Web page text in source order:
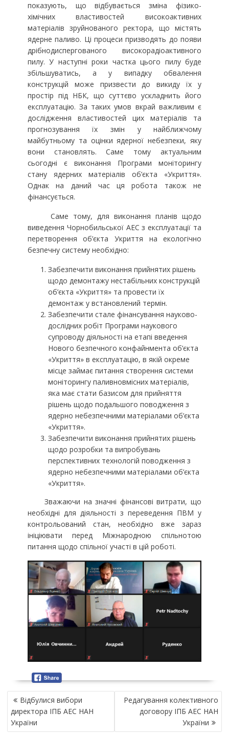
показують, що відбувається зміна фізико-
хімічних властивостей високоактивних
матеріалів зруйнованого ректора, що містять
ядерне паливо. Ці процеси призводять до появи
дрібнодиспергованого високорадіоактивного
пилу. У наступні роки частка цього пилу буде
збільшуватись, а у випадку обвалення
конструкцій може призвести до викиду їх у
простір під НБК, що суттєво ускладнить його
експлуатацію. За таких умов вкрай важливим є
дослідження властивостей цих матеріалів та
прогнозування їх змін у найближчому
майбутньому та оцінки ядерної небезпеки, яку
вони становлять. Саме тому актуальним
сьогодні є виконання Програми моніторингу
стану ядерних матеріалів об’єкта «Укриття».
Однак на даний час ця робота також не
фінансується.
Саме тому, для виконання планів щодо
виведення Чорнобильської АЕС з експлуатації та
перетворення об’єкта Укриття на екологічно
безпечну систему необхідно:
Забезпечити виконання прийнятих рішень
щодо демонтажу нестабільних конструкцій
об’єкта «Укриття» та провести їх
демонтаж у встановлений термін.
Забезпечити стале фінансування науково-
дослідних робіт Програми наукового
супроводу діяльності на етапі введення
Нового безпечного конфайнмента об’єкта
«Укриття» в експлуатацію, в якій окреме
місце займає питання створення системи
моніторингу паливновмісних матеріалів,
яка має стати базисом для прийняття
рішень щодо подальшого поводження з
ядерно небезпечними матеріалами об’єкта
«Укриття».
Забезпечити виконання прийнятих рішень
щодо розробки та випробувань
перспективних технологій поводження з
ядерно небезпечними матеріалами об’єкта
«Укриття».
Зважаючи на значні фінансові витрати, що
необхідні для діяльності з переведення ПВМ у
контрольований стан, необхідно вже зараз
ініціювати перед Міжнародною спільнотою
питання щодо спільної участі в цій роботі.
Н
А
В
І
Відбулися вибори
директора ІПБ АЕС НАН
України
Редагування колективного
договору ІПБ АЕС НАН
України